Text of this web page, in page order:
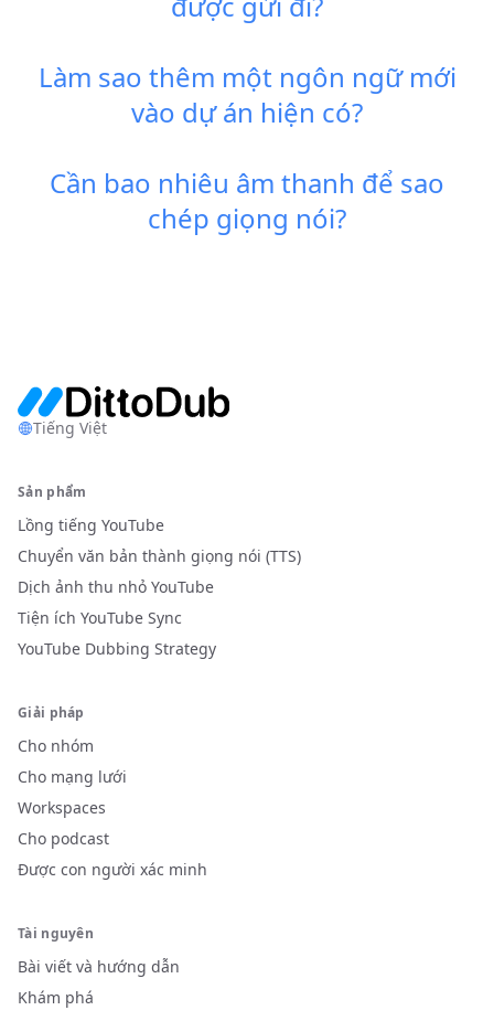
Làm sao thêm một ngôn ngữ mới
vào dự án hiện có?
Cần bao nhiêu âm thanh để sao
chép giọng nói?
Tiếng Việt
Sản phẩm
Lồng tiếng YouTube
Chuyển văn bản thành giọng nói (TTS)
Dịch ảnh thu nhỏ YouTube
Tiện ích YouTube Sync
YouTube Dubbing Strategy
Giải pháp
Cho nhóm
Cho mạng lưới
Workspaces
Cho podcast
Được con người xác minh
Tài nguyên
Bài viết và hướng dẫn
Khám phá